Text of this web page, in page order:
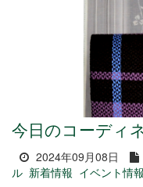
今日のコーディ
2024年09月08日
ル 新着情報 イベント情報